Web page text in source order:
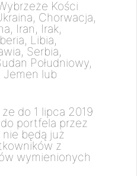
Kości
Chorwacja,
Iran, Irak,
Libia,
Serbia,
Południowy,
Jemen lub
do 1 lipca 2019
portfela przez
będą już
z
wymienionych